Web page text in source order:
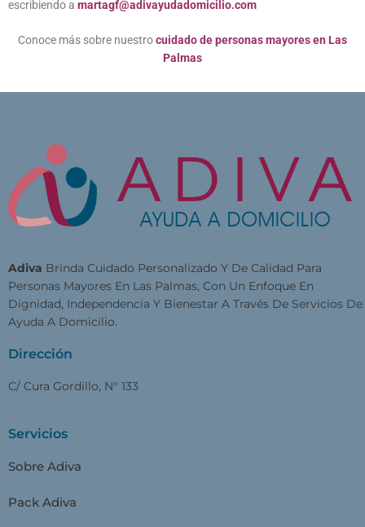
escribiendo a martagf@adivayudadomicilio.com
Conoce más sobre nuestrocuidado de personas mayores en Las
Palmas
Adiva Brinda Cuidado Personalizado Y De Calidad Para
Personas Mayores En Las Palmas, Con Un Enfoque En
Dignidad, Independencia Y Bienestar A Través De Servicios De
Ayuda A Domicilio.
Dirección
C/ Cura Gordillo, N° 133
Servicios
Sobre Adiva
Pack Adiva